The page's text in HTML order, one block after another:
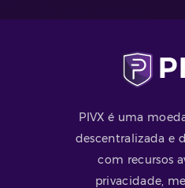
PIVX é uma
descentralizada e
com recursos
privacidade,